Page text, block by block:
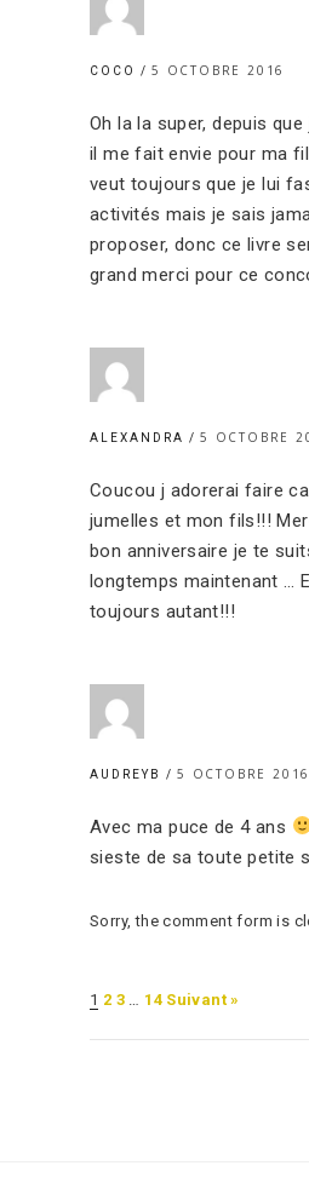
COCO 5 OCTOBRE 2016
Oh la la super, depuis
il me fait envie pour ma
veut toujours que je lui
activités mais je sais
proposer, donc ce livre
grand merci pour ce
ALEXANDRA 5 OCTOBRE
Coucou j adorerai faire
jumelles et mon fils!!!
bon anniversaire je te
longtemps maintenant …
toujours autant!!!
AUDREYB 5 OCTOBRE 2016
Avec ma puce de 4 ans
sieste de sa toute petite
Sorry, the comment form is
1 2 3 14 Suivant »